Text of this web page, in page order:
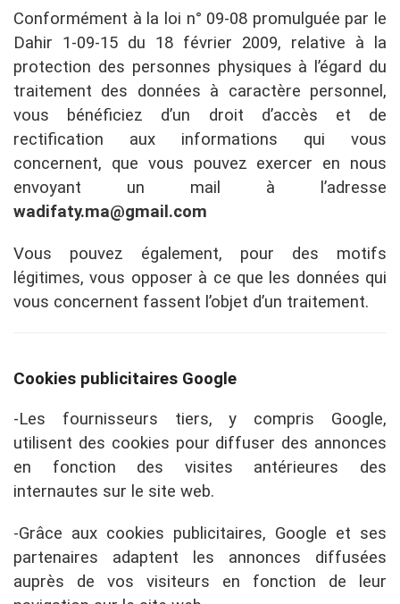
Conformément à la loi n° 09-08 promulguée par le
Dahir 1-09-15 du 18 février 2009, relative à la
protection des personnes physiques à l’égard du
traitement des données à caractère personnel,
vous bénéficiez d’un droit d’accès et de
rectification aux informations qui vous
concernent, que vous pouvez exercer en nous
envoyant un mail à l’adresse
wadifaty.ma@gmail.com
Vous pouvez également, pour des motifs
légitimes, vous opposer à ce que les données qui
vous concernent fassent l’objet d’un traitement.
Cookies publicitaires Google
-Les fournisseurs tiers, y compris Google,
utilisent des cookies pour diffuser des annonces
en fonction des visites antérieures des
internautes sur le site web.
-Grâce aux cookies publicitaires, Google et ses
partenaires adaptent les annonces diffusées
auprès de vos visiteurs en fonction de leur